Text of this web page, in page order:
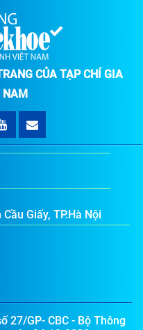
CỦA TẠP CHÍ GIA
NAM
Giấy, TP.Hà Nội
27/GP- CBC - Bộ Thông